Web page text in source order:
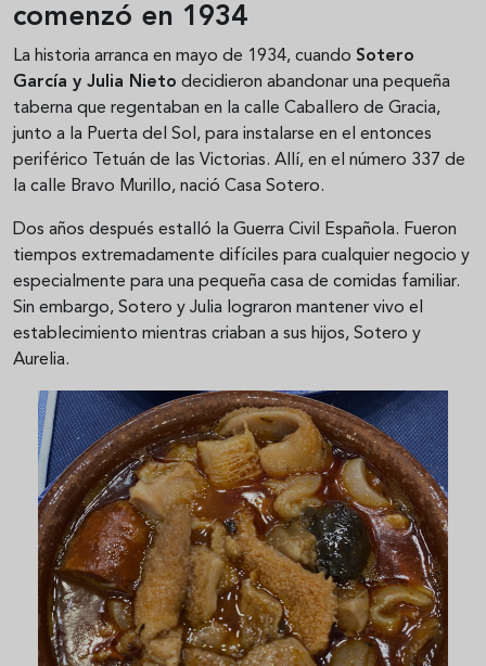
comenzó en 1934
La historia arranca en mayo de 1934, cuando Sotero
García y Julia Nieto decidieron abandonar una pequeña
taberna que regentaban en la calle Caballero de Gracia,
junto a la Puerta del Sol, para instalarse en el entonces
periférico Tetuán de las Victorias. Allí, en el número 337 de
la calle Bravo Murillo, nació Casa Sotero.
Dos años después estalló la Guerra Civil Española. Fueron
tiempos extremadamente difíciles para cualquier negocio y
especialmente para una pequeña casa de comidas familiar.
Sin embargo, Sotero y Julia lograron mantener vivo el
establecimiento mientras criaban a sus hijos, Sotero y
Aurelia.